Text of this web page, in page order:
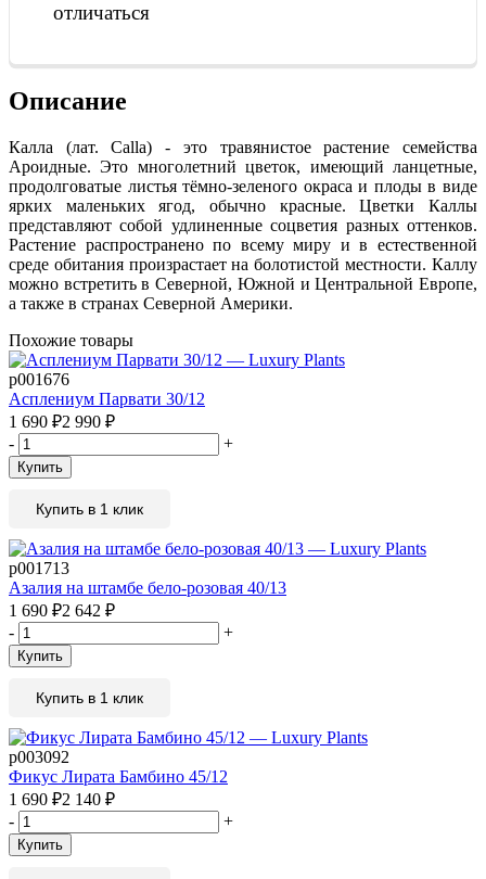
отличаться
Описание
Калла (лат. Calla) - это травянистое растение семейства
Ароидные. Это многолетний цветок, имеющий ланцетные,
продолговатые листья тёмно-зеленого окраса и плоды в виде
ярких маленьких ягод, обычно красные. Цветки Каллы
представляют собой удлиненные соцветия разных оттенков.
Растение распространено по всему миру и в естественной
среде обитания произрастает на болотистой местности. Каллу
можно встретить в Северной, Южной и Центральной Европе,
а также в странах Северной Америки.
Похожие товары
р001676
Асплениум Парвати 30/12
1 690 ₽2 990 ₽
-
+
Купить
Купить в 1 клик
р001713
Азалия на штамбе бело-розовая 40/13
1 690 ₽2 642 ₽
-
+
Купить
Купить в 1 клик
р003092
Фикус Лирата Бамбино 45/12
1 690 ₽2 140 ₽
-
+
Купить